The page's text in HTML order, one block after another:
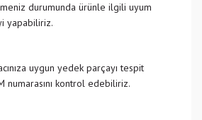
durumunda ürünle ilgili uyum
yapabiliriz.
uygun yedek parçayı tespit
numarasını kontrol edebiliriz.